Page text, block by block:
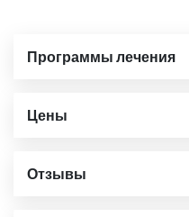
Программы лечения
Цены
Отзывы